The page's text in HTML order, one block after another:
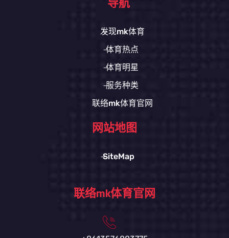
导航
发现mk体育
体育热点
体育明星
服务种类
联络mk体育官网
网站地图
SiteMap
联络mk体育官网